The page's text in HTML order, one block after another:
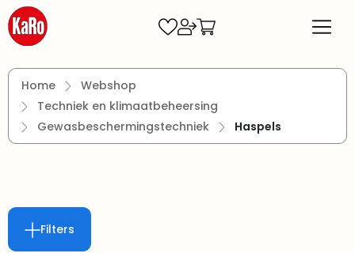
Ga naar de hoofdinhoud
Home
Webshop
Techniek en klimaatbeheersing
Gewasbeschermingstechniek
Haspels
Filters